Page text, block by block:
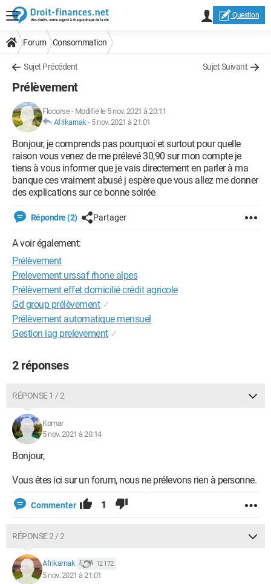
Question
Forum Consommation
Sujet Précédent Sujet Suivant
Prélèvement
Flocorse- Modifié le 5 nov. 2021 à 20:11
Afrikarnak- 5 nov. 2021 à 21:01
Bonjour, je comprends pas pourquoi et surtout pour quelle
raison vous venez de me prélevé 30,90 sur mon compte je
tiens à vous informer que je vais directement en parler à ma
banque ces vraiment abusé j espère que vous allez me donner
des explications sur ce bonne soirée
Répondre (2) Partager
A voir également:
Prélèvement
Prelevement urssaf rhone alpes
Prélèvement effet domicilié crédit agricole
Gd group prélèvement ✓
Prélèvement automatique mensuel
Gestion iag prelevement ✓
2 réponses
RÉPONSE 1 / 2
Komar
5 nov. 2021 à 20:14
Bonjour,
Vous êtes ici sur un forum, nous ne prélevons rien à personne.
Commenter 1
RÉPONSE 2 / 2
Afrikarnak 12 172
5 nov. 2021 à 21:01